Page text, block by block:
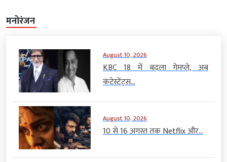
मनोरंजन
August 10, 2026
KBC 18 में बदला गेमप्ले, अब
कंटेस्टेंट्स...
August 10, 2026
10 से 16 अगस्त तक Netflix और...